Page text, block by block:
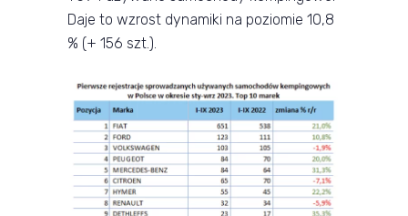
Daje to wzrost dynamiki na poziomie 10,8
% (+ 156 szt.).